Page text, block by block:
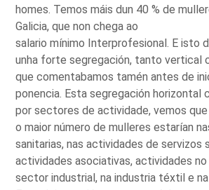
homes. Temos máis dun 40 % de
Galicia, que non chega ao
salario mínimo Interprofesional. E isto
unha forte segregación, tanto vertical
que comentabamos tamén antes de
ponencia. Esta segregación horizontal
por sectores de actividade, vemos que
o maior número de mulleres estarían
sanitarias, nas actividades de servizos
actividades asociativas, actividades
sector industrial, na industria téxtil e na